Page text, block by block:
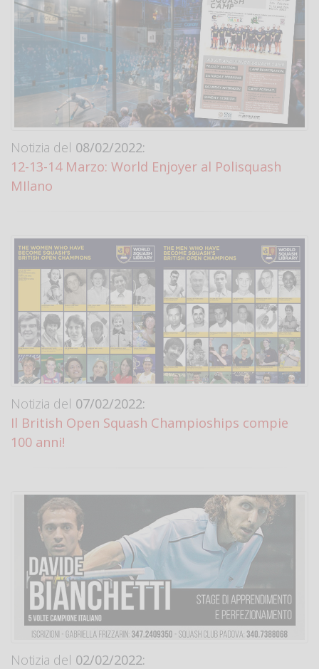
Notizia del 08/02/2022:
12-13-14 Marzo: World Enjoyer al Polisquash
MIlano
Notizia del 07/02/2022:
Il British Open Squash Champioships compie
100 anni!
Notizia del 02/02/2022: